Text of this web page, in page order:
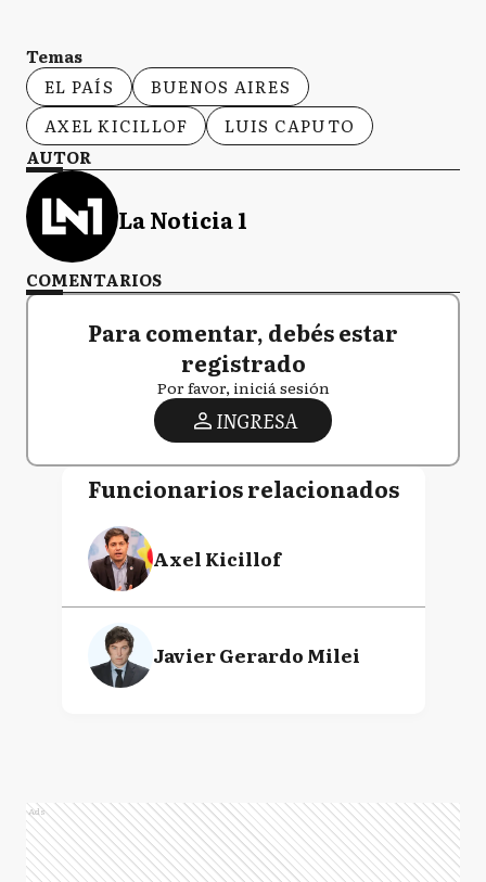
Temas
EL PAÍS
BUENOS AIRES
AXEL KICILLOF
LUIS CAPUTO
AUTOR
La Noticia 1
COMENTARIOS
Para comentar, debés estar
registrado
Por favor, iniciá sesión
INGRESA
Funcionarios relacionados
Axel Kicillof
Javier Gerardo Milei
Ads